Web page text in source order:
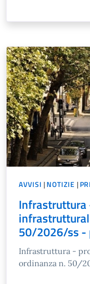
AVVISI |NOTIZIE |
Infrastruttura
50/2026/ss -
Infrastruttura -
ordinanza n. 50/